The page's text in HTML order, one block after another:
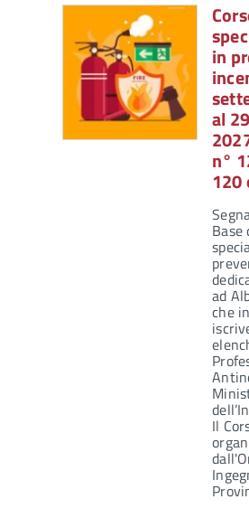
in
al
n°
120
Base
ad
che
Il